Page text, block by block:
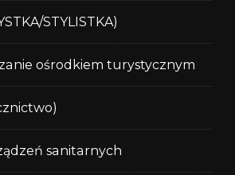
STYLISTKA)
ośrodkiem turystycznym
sanitarnych